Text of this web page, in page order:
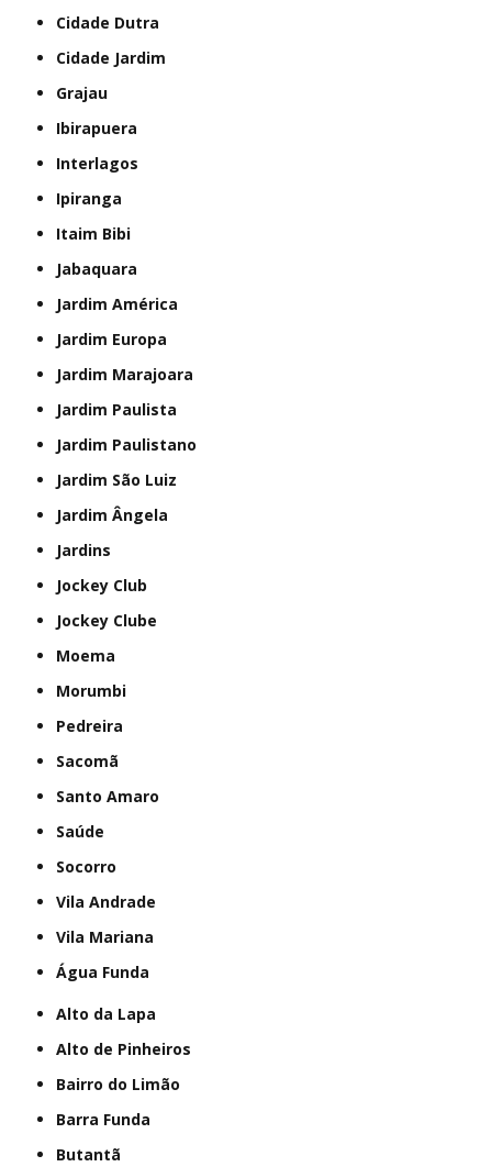
Cidade Dutra
Cidade Jardim
Grajau
Ibirapuera
Interlagos
Ipiranga
Itaim Bibi
Jabaquara
Jardim América
Jardim Europa
Jardim Marajoara
Jardim Paulista
Jardim Paulistano
Jardim São Luiz
Jardim Ângela
Jardins
Jockey Club
Jockey Clube
Moema
Morumbi
Pedreira
Sacomã
Santo Amaro
Saúde
Socorro
Vila Andrade
Vila Mariana
Água Funda
Alto da Lapa
Alto de Pinheiros
Bairro do Limão
Barra Funda
Butantã